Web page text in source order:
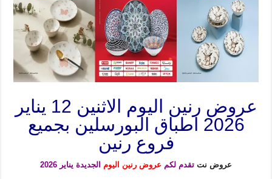
عروض رنين اليوم الاثنين 12 يناير
2026 اطباق البورسلين بجميع
فروع رنين
عروض نتتقدم لكم عروض رنين اليومالجديدة يناير 2026